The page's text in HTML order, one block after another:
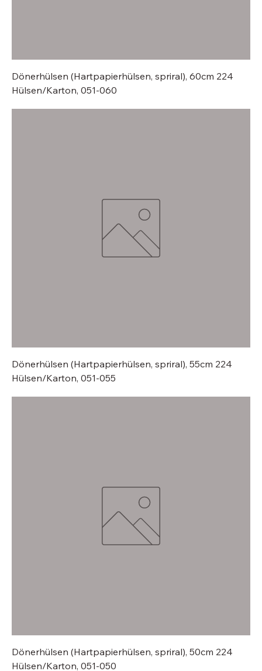
Dönerhülsen (Hartpapierhülsen, spriral), 60cm 224
Hülsen/Karton, 051-060
Dönerhülsen (Hartpapierhülsen, spriral), 55cm 224
Hülsen/Karton, 051-055
Dönerhülsen (Hartpapierhülsen, spriral), 50cm 224
Hülsen/Karton, 051-050